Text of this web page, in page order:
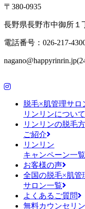
〒380-0935
長野県長野市中御所１
電話番号：026-217-
脱毛×肌管理サロ
リンリンについて
リンリンの脱毛
ご紹介
リンリン
キャンペーン一覧
お客様の声
全国の脱毛×肌管
サロン一覧
よくあるご質問
無料カウンセリ